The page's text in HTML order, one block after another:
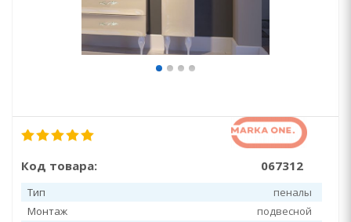
Код товара: 067312
Тип
пеналы
Монтаж
подвесной